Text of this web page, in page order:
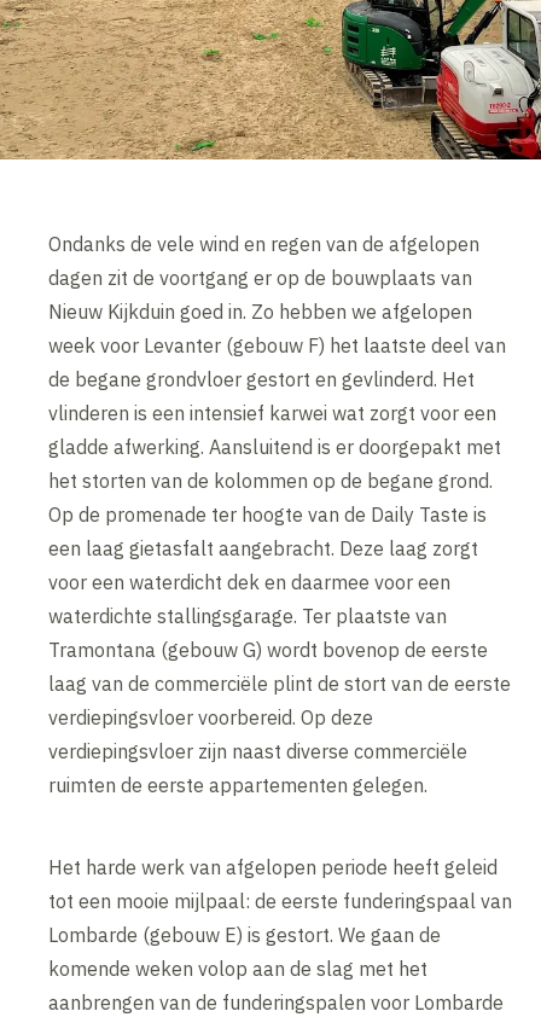
Ondanks de vele wind en regen van de afgelopen
dagen zit de voortgang er op de bouwplaats van
Nieuw Kijkduin goed in. Zo hebben we afgelopen
week voor Levanter (gebouw F) het laatste deel van
de begane grondvloer gestort en gevlinderd. Het
vlinderen is een intensief karwei wat zorgt voor een
gladde afwerking. Aansluitend is er doorgepakt met
het storten van de kolommen op de begane grond.
Op de promenade ter hoogte van de Daily Taste is
een laag gietasfalt aangebracht. Deze laag zorgt
voor een waterdicht dek en daarmee voor een
waterdichte stallingsgarage. Ter plaatste van
Tramontana (gebouw G) wordt bovenop de eerste
laag van de commerciële plint de stort van de eerste
verdiepingsvloer voorbereid. Op deze
verdiepingsvloer zijn naast diverse commerciële
ruimten de eerste appartementen gelegen.
Het harde werk van afgelopen periode heeft geleid
tot een mooie mijlpaal: de eerste funderingspaal van
Lombarde (gebouw E) is gestort. We gaan de
komende weken volop aan de slag met het
aanbrengen van de funderingspalen voor Lombarde